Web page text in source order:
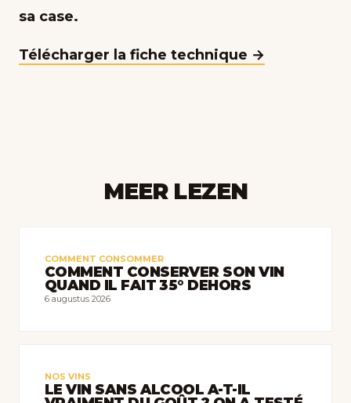
sa case.
Télécharger la fiche technique →
MEER LEZEN
COMMENT CONSOMMER
COMMENT CONSERVER SON VIN
QUAND IL FAIT 35° DEHORS
6 augustus 2026
NOS VINS
LE VIN SANS ALCOOL A-T-IL